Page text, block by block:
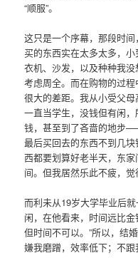
“顺服”。
这只是一个序幕，那段时
买的东西实在太多太多，
衣机、沙发，以及种种我
考虑周全。而在购物的过
很大的差距。我从小受父
一直当学生，没钱但有闲
钱，甚至到了吝啬的地步
最后买回去的东西不到几
西都要划算好老半天，东
间。但我居然乐此不疲，觉
而利未从19岁大学毕业后
闲，在他看来，时间远比金
但时间不可以。”所以，结
嫌我磨蹭，效率低下；不